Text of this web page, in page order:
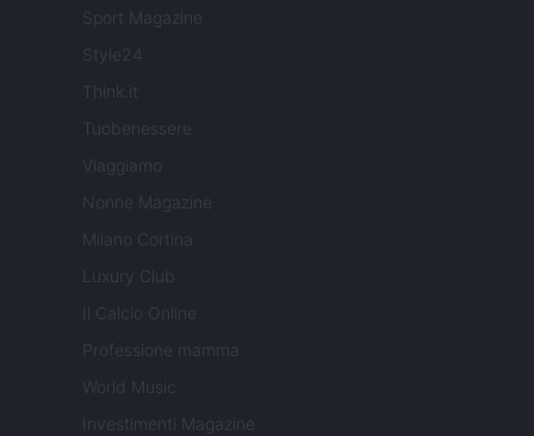
Sport Magazine
Style24
Think.it
Tuobenessere
Viaggiamo
Nonne Magazine
Milano Cortina
Luxury Club
Il Calcio Online
Professione mamma
World Music
Investimenti Magazine